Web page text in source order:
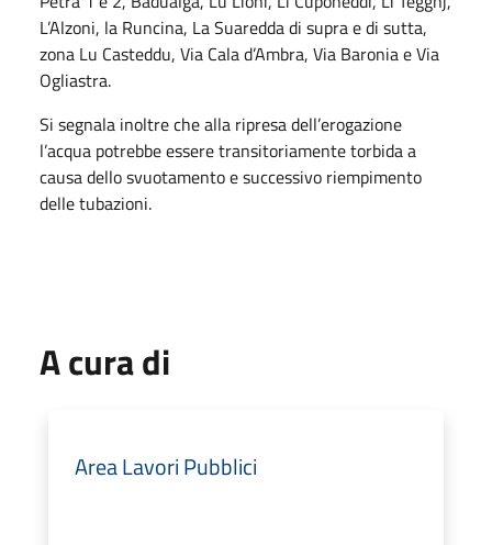
L’Alzoni, la Runcina, La Suaredda di supra e di sutta,
zona Lu Casteddu, Via Cala d’Ambra, Via Baronia e Via
Ogliastra.
Si segnala inoltre che alla ripresa dell’erogazione
l’acqua potrebbe essere transitoriamente torbida a
causa dello svuotamento e successivo riempimento
delle tubazioni.
A cura di
Area Lavori Pubblici